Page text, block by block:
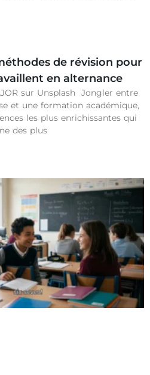
de révision pour
en alternance
sur Unsplash Jongler entre
et une formation académique,
les plus enrichissantes qui
des plus